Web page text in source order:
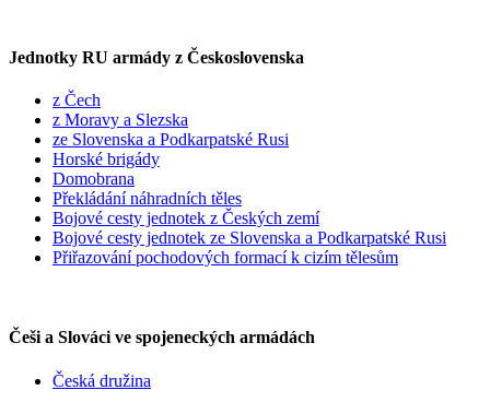
Jednotky RU armády z Československa
z Čech
z Moravy a Slezska
ze Slovenska a Podkarpatské Rusi
Horské brigády
Domobrana
Překládání náhradních těles
Bojové cesty jednotek z Českých zemí
Bojové cesty jednotek ze Slovenska a Podkarpatské Rusi
Přiřazování pochodových formací k cizím tělesům
Češi a Slováci ve spojeneckých armádách
Česká družina